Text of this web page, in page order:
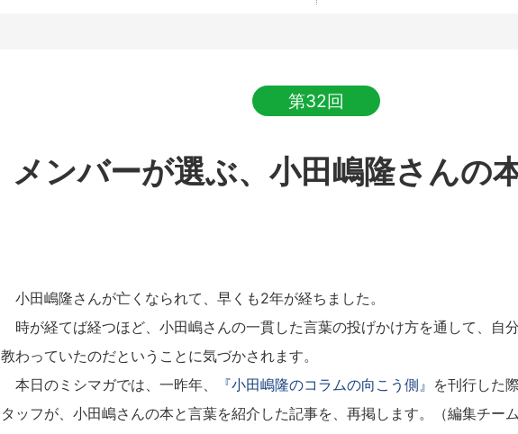
第32回
メンバーが選ぶ、小田嶋隆さんの
小田嶋隆さんが亡くなられて、早くも2年が経ちました。
時が経てば経つほど、小田嶋さんの一貫した言葉の投げかけ方を通して、自
教わっていたのだということに気づかされます。
本日のミシマガでは、一昨年、
『小田嶋隆のコラムの向こう側』 を刊行した
タッフが、小田嶋さんの本と言葉を紹介した記事を、再掲します。（編集チーム